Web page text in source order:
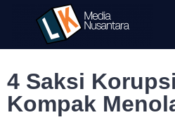
4 Saksi
Kompak